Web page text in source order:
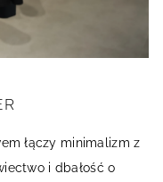
łączy minimalizm z
i dbałość o